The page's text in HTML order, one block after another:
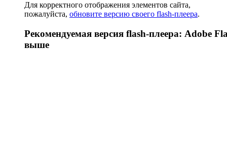
Для корректного отображения элементов сайта,
пожалуйста, обновите версию своего flash-плеера.
Рекомендуемая версия flash-плеера: Adobe
выше